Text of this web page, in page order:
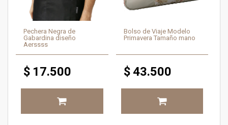
Pechera Negra de
Gabardina diseño
Aerssss
$ 17.500
Bolso de Viaje Modelo
Primavera Tamaño mano
$43.500